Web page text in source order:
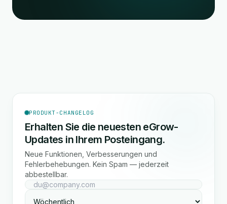
PRODUKT-CHANGELOG
Erhalten Sie die neuesten eGrow-
Updates in Ihrem Posteingang.
Neue Funktionen, Verbesserungen und
Fehlerbehebungen. Kein Spam — jederzeit
abbestellbar.